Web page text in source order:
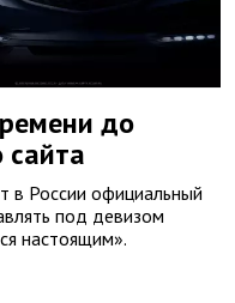
до
сайта
в России официальный
под девизом
настоящим».